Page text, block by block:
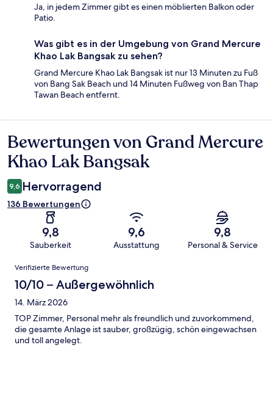
Ja, in jedem Zimmer gibt es einen möblierten Balkon oder
Patio.
Was gibt es in der Umgebung von Grand Mercure
Khao Lak Bangsak zu sehen?
Grand Mercure Khao Lak Bangsak ist nur 13 Minuten zu Fuß
von Bang Sak Beach und 14 Minuten Fußweg von Ban Thap
Tawan Beach entfernt.
Bewertungen
Bewertungen von Grand Mercure
Khao Lak Bangsak
9,6 Hervorragend
136 Bewertungen
9,8
Sauberkeit
9,6
Ausstattung
9,8
Personal & Service
Bewertungen
Verifizierte Bewertung
10/10 – Außergewöhnlich
14. März 2026
TOP Zimmer, Personal mehr als freundlich und zuvorkommend,
die gesamte Anlage ist sauber, großzügig, schön eingewachsen
und toll angelegt.